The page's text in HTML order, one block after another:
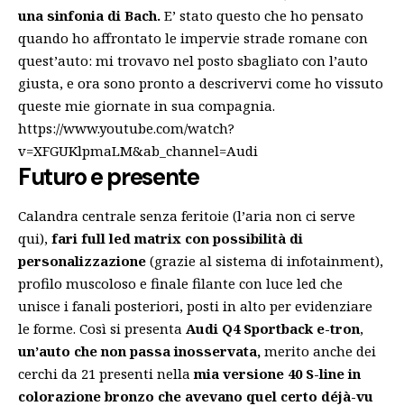
una sinfonia di Bach. E’ stato questo che ho pensato
quando ho affrontato le impervie strade romane con
quest’auto: mi trovavo nel posto sbagliato con l’auto
giusta, e ora sono pronto a descrivervi come ho vissuto
queste mie giornate in sua compagnia.
https://www.youtube.com/watch?
v=XFGUKlpmaLM&ab_channel=Audi
Futuro e presente
Calandra centrale senza feritoie (l’aria non ci serve
qui), fari full led matrix con possibilità di
personalizzazione (grazie al sistema di infotainment),
profilo muscoloso e finale filante con luce led che
unisce i fanali posteriori, posti in alto per evidenziare
le forme. Così si presenta Audi Q4 Sportback e-tron,
un’auto che non passa inosservata, merito anche dei
cerchi da 21 presenti nellamia versione 40 S-line in
colorazione bronzo che avevano quel certo déjà-vu